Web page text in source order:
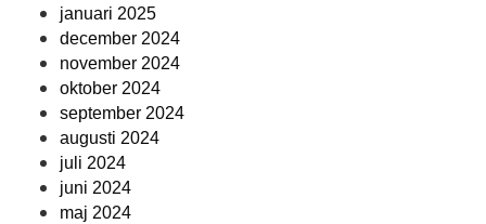
januari 2025
december 2024
november 2024
oktober 2024
september 2024
augusti 2024
juli 2024
juni 2024
maj 2024